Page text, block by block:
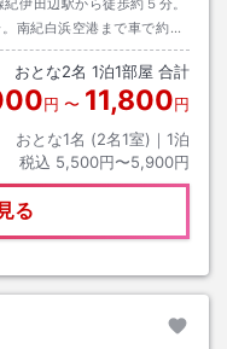
伊田辺駅から徒歩約５分。
南紀白浜空港まで車で約３
おとな2名 1泊1部屋 合計
円 〜 11,800円
おとな1名 (2名1室)｜ 1泊
税込 5,500円〜5,900円
る